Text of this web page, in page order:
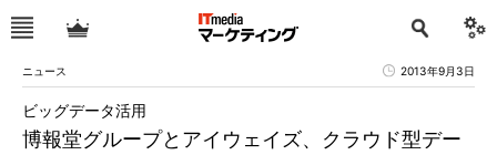
ニュース 2013年9月3日
博報堂グループとアイウェイズ、クラウド型デー
ビッグデータ活用